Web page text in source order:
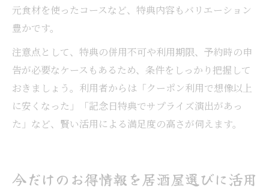
元食材を使ったコースなど、特典内容もバリエーション
豊かです。
注意点として、特典の併用不可や利用期限、予約時の申
告が必要なケースもあるため、条件をしっかり把握して
おきましょう。利用者からは「クーポン利用で想像以上
に安くなった」「記念日特典でサプライズ演出があっ
た」など、賢い活用による満足度の高さが伺えます。
今だけのお得情報を居酒屋選びに活用